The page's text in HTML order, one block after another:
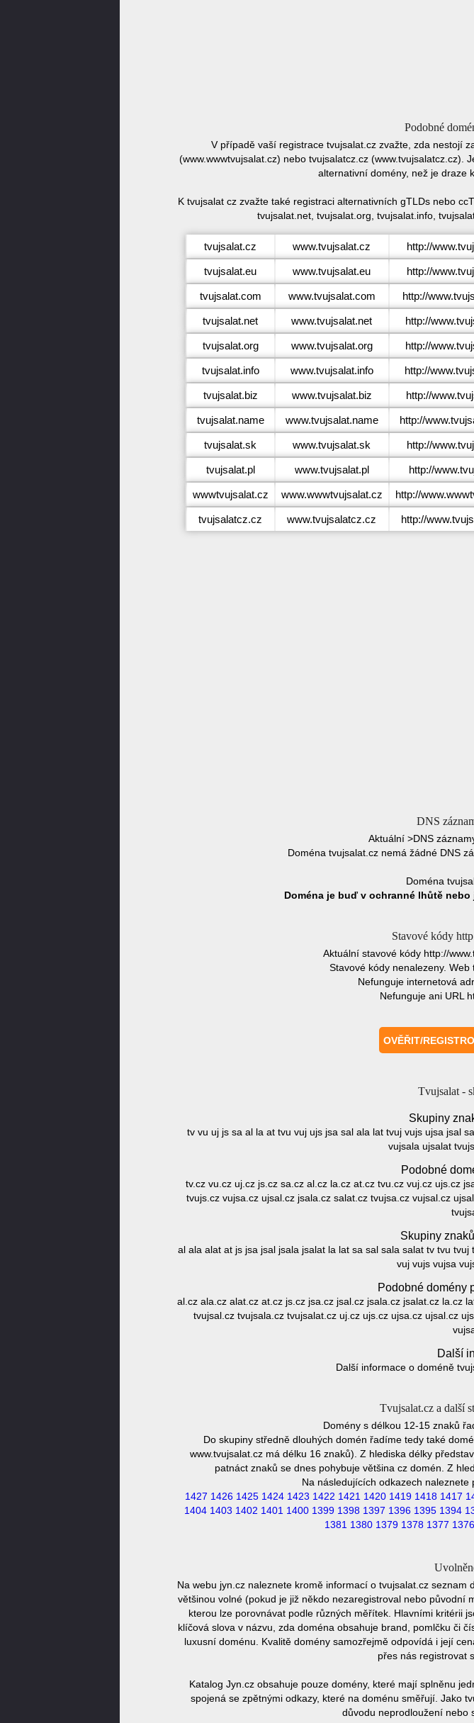
Podobné
V případě vaší registrace tvujsalat.cz zvažte, zda nestojí
(www.wwwtvujsalat.cz) nebo tvujsalatcz.cz
alternativní domény, než je draze
K tvujsalat cz zvažte také registraci alternativních gTLDs nebo
tvujsalat.net, tvujsalat.org, tvujsalat.info,
tvujsalat.cz www.tvujsalat.cz http://
tvujsalat.eu www.tvujsalat.eu http://
tvujsalat.com www.tvujsalat.com http://
tvujsalat.net www.tvujsalat.net http://
tvujsalat.org www.tvujsalat.org http://
tvujsalat.info www.tvujsalat.info http://
tvujsalat.biz www.tvujsalat.biz http://
tvujsalat.name www.tvujsalat.name http://
tvujsalat.sk www.tvujsalat.sk http://
tvujsalat.pl www.tvujsalat.pl http://
wwwtvujsalat.cz www.wwwtvujsalat.cz http://
tvujsalatcz.cz www.tvujsalatcz.cz http://
DNS
Aktuální >DNS
Doména tvujsalat.cz nemá žádné DNS
Doména
Doména je buď v ochranné lhůtě
Stavové kódy
Aktuální stavové kódy http://
Stavové kódy nenalezeny.
Nefunguje internetová
Nefunguje ani URL
Tvujsalat -
Skupiny
tv vu uj js sa al la at tvu vuj ujs jsa sal ala lat tvuj vujs ujsa jsal
vujsala ujsalat
Podobné
tv.cz vu.cz uj.cz js.cz sa.cz al.cz la.cz at.cz tvu.cz vuj.cz ujs.cz
tvujs.cz vujsa.cz ujsal.cz jsala.cz salat.cz tvujsa.cz vujsal.cz
Skupiny
al ala alat at js jsa jsal jsala jsalat la lat sa sal sala salat tv tvu
vuj vujs vujsa
Podobné domény
al.cz ala.cz alat.cz at.cz js.cz jsa.cz jsal.cz jsala.cz jsalat.cz la.cz
tvujsal.cz tvujsala.cz tvujsalat.cz uj.cz ujs.cz ujsa.cz ujsal.cz
Další
Další informace o doméně
Tvujsalat.cz a další
Domény s délkou 12-15 znaků
Do skupiny středně dlouhých domén řadíme tedy také
www.tvujsalat.cz má délku 16 znaků). Z hlediska délky
patnáct znaků se dnes pohybuje většina cz domén. Z
Na následujících odkazech
1427 1426 1425 1424 1423 1422 1421 1420 1419 1418 1417
1404 1403 1402 1401 1400 1399 1398 1397 1396 1395 1394
1381 1380 1379 1378 1377 1376
Na webu jyn.cz naleznete kromě informací o tvujsalat.cz
většinou volné (pokud je již někdo nezaregistroval nebo původní
kterou lze porovnávat podle různých měřítek. Hlavními kritérii
klíčová slova v názvu, zda doména obsahuje brand, pomlčku či
luxusní doménu. Kvalitě domény samozřejmě odpovídá i její
přes nás registrovat
Katalog Jyn.cz obsahuje pouze domény, které mají splněnu
spojená se zpětnými odkazy, které na doménu směřují. Jako
důvodu neprodloužení nebo